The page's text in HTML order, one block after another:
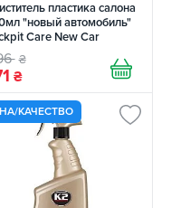
пластика салона
"новый автомобиль"
Care New Car
₴
₴
КАЧЕСТВО